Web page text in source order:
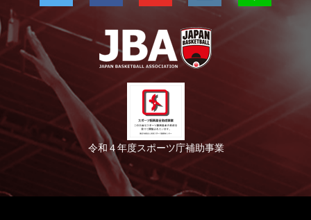
令和４年度スポーツ庁補助事業